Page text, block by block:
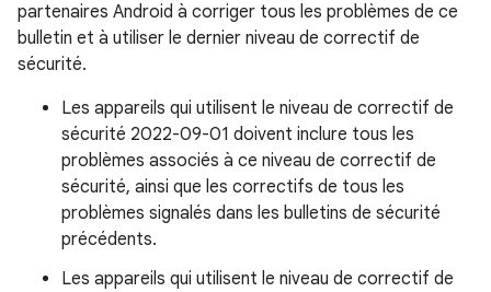
partenaires Android à corriger tous les problèmes de ce
bulletin et à utiliser le dernier niveau de correctif de
sécurité.
Les appareils qui utilisent le niveau de correctif de
sécurité 2022-09-01 doivent inclure tous les
problèmes associés à ce niveau de correctif de
sécurité, ainsi que les correctifs de tous les
problèmes signalés dans les bulletins de sécurité
précédents.
Les appareils qui utilisent le niveau de correctif de